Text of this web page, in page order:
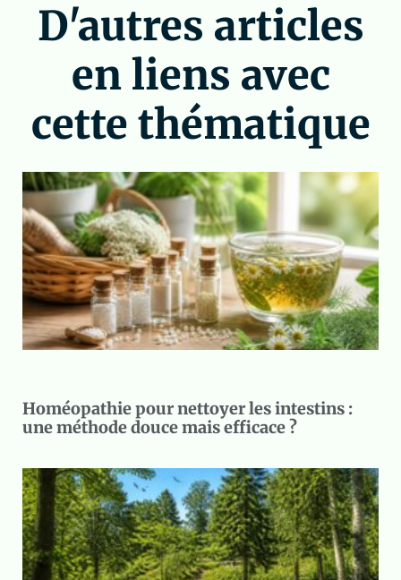
D'autres articles
en liens avec
cette thématique
Homéopathie pour nettoyer les intestins :
une méthode douce mais efficace ?